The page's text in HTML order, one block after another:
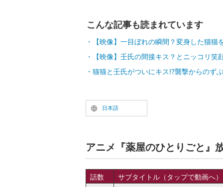
こんな記事も読まれています
【映像】一目ぼれの瞬間？変身した猫
【映像】壬氏の間接キス？とニッコリ
猫猫と壬氏がついにキス!?襲撃からのず
日本語
アニメ『薬屋のひとりごと』
話数
サブタイトル（タップで動画へ）